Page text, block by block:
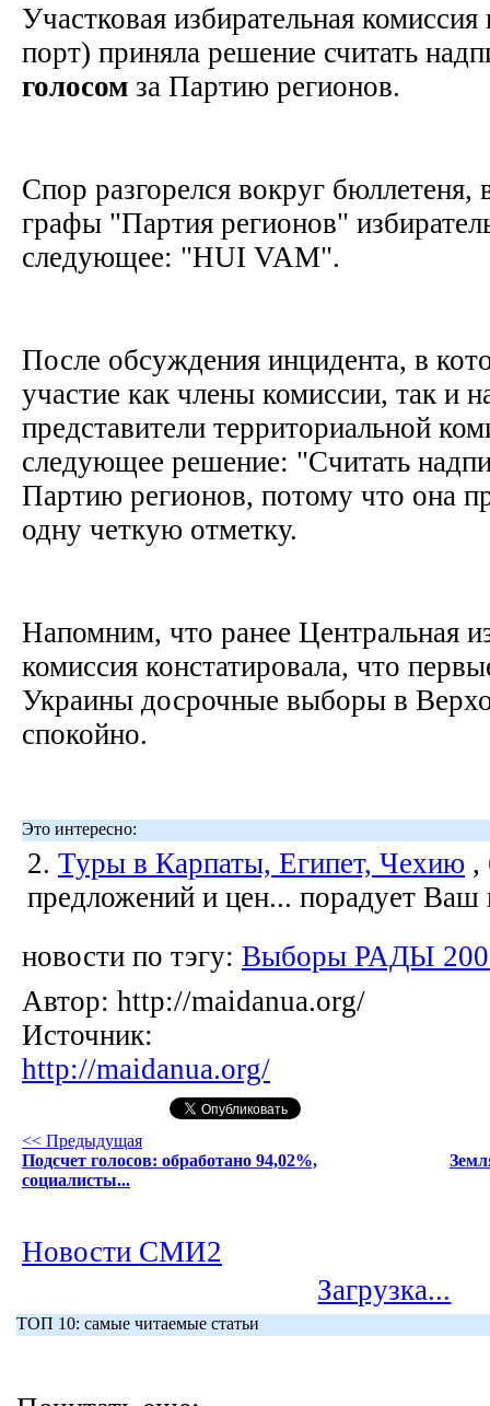
Участковая избирательная
порт) приняла решение считать
голосом за Партию регионов.
Спор разгорелся вокруг бюллетеня,
графы "Партия регионов"
следующее: "HUI VAM".
После обсуждения инцидента, в
участие как члены комиссии, так и
представители территориальной
следующее решение: "Считать
Партию регионов, потому что она
одну четкую отметку.
Напомним, что ранее Центральная
комиссия констатировала, что
Украины досрочные выборы в
спокойно.
Это интересно:
2. Туры в Карпаты, Египет, Чехию ,
предложений и цен... порадует Ваш
новости по тэгу: Выборы РАДЫ
Автор: http://maidanua.org/
Источник:
http://maidanua.org/
<< Предыдущая
Подсчет голосов: обработано 94,02%,
социалисты...
Новости СМИ2
Загрузка...
ТОП 10: самые читаемые статьи